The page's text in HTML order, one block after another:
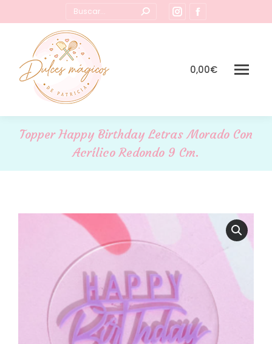
Buscar:
Instagram
page
new
page
in
0,00€
Topper Happy Birthday Letras Morado Con
Acrílico Redondo 9 Cm.